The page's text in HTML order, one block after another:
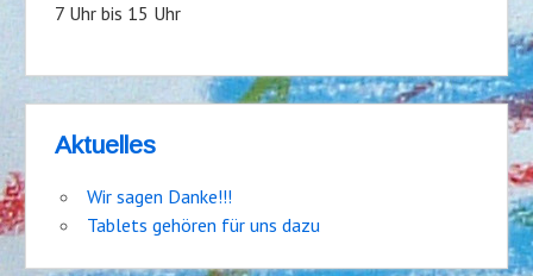
7 Uhr bis 15 Uhr
Aktuelles
Wir sagen Danke!!!
Tablets gehören für uns dazu